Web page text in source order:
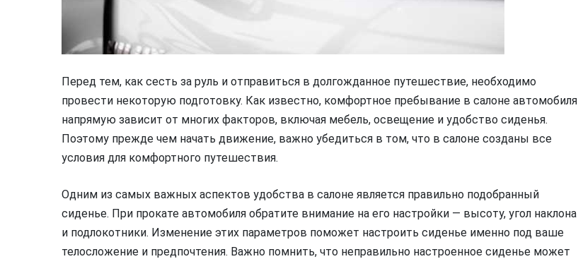
Перед тем, как сесть за руль и отправиться в долгожданное путешествие, необходимо
провести некоторую подготовку. Как известно, комфортное пребывание в салоне автомобиля
напрямую зависит от многих факторов, включая мебель, освещение и удобство сиденья.
Поэтому прежде чем начать движение, важно убедиться в том, что в салоне созданы все
условия для комфортного путешествия.
Одним из самых важных аспектов удобства в салоне является правильно подобранный
сиденье. При прокате автомобиля обратите внимание на его настройки — высоту, угол наклона
и подлокотники. Изменение этих параметров поможет настроить сиденье именно под ваше
телосложение и предпочтения. Важно помнить, что неправильно настроенное сиденье может